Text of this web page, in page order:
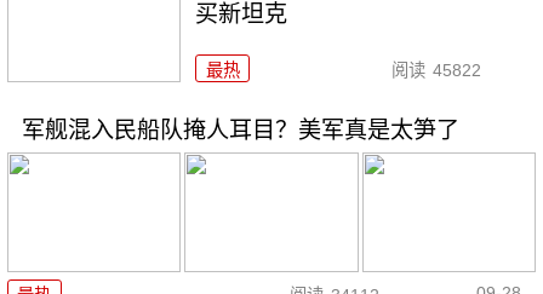
买新坦克
最热 阅读 45822
军舰混入民船队掩人耳目？美军真是太笋了